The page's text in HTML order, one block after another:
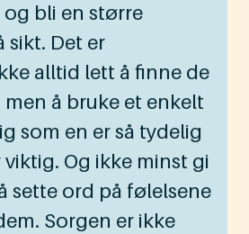
bli en større
Det er
alltid lett å finne de
å bruke et enkelt
som en er så tydelig
Og ikke minst gi
sette ord på følelsene
Sorgen er ikke